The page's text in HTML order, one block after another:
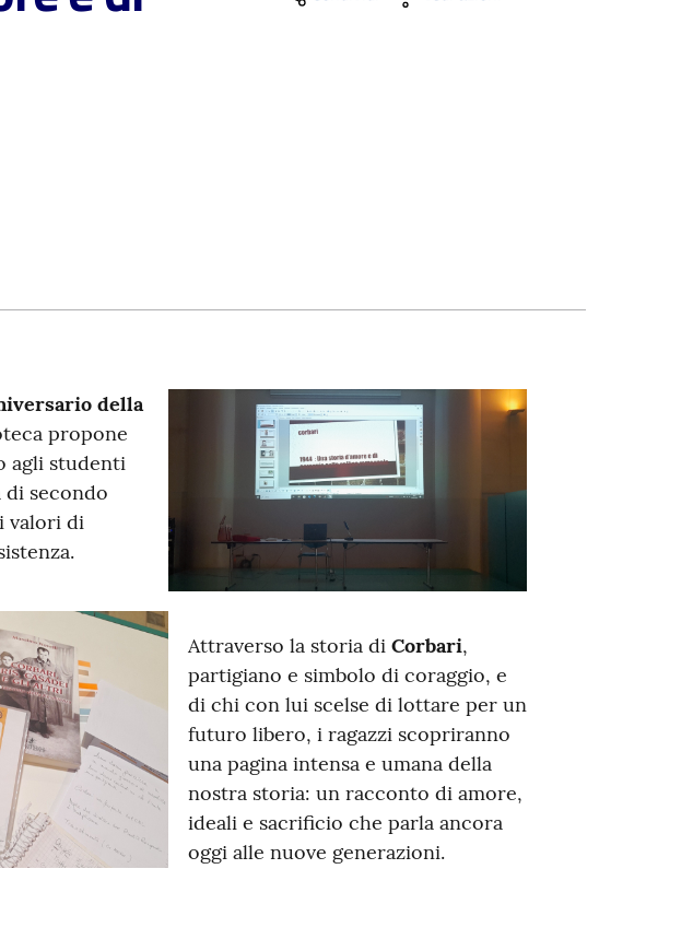
della
propone
agli studenti
di secondo
valori di
Attraverso la storia di Corbari,
partigiano e simbolo di coraggio, e
di chi con lui scelse di lottare per un
futuro libero, i ragazzi scopriranno
una pagina intensa e umana della
nostra storia: un racconto di amore,
ideali e sacrificio che parla ancora
oggi alle nuove generazioni.